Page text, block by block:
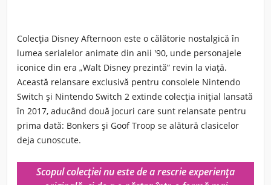
Colecția Disney Afternoon este o călătorie nostalgică în
lumea serialelor animate din anii '90, unde personajele
iconice din era „Walt Disney prezintă” revin la viață.
Această relansare exclusivă pentru consolele Nintendo
Switch și Nintendo Switch 2 extinde colecția inițial lansată
în 2017, aducând două jocuri care sunt relansate pentru
prima dată: Bonkers și Goof Troop se alătură clasicelor
deja cunoscute.
Scopul colecției nu este de a rescrie experiența